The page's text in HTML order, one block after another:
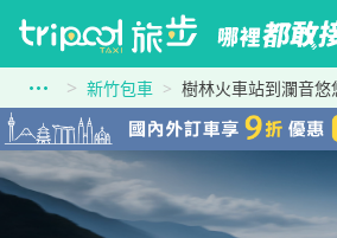
新竹包車 樹林火車站到瀾音